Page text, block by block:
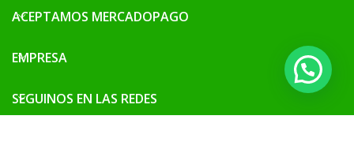
ACEPTAMOS MERCADOPAGO
EMPRESA
SEGUINOS EN LAS REDES